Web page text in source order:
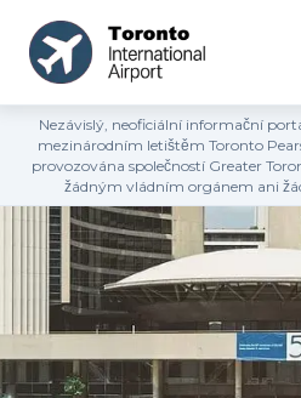
Nezávislý, neoficiální informační
mezinárodním letištěm Toronto
provozována společností Greater
žádným vládním orgánem ani